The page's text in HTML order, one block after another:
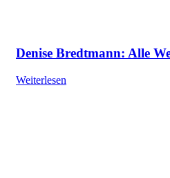
Denise Bredtmann: Alle
Weiterlesen